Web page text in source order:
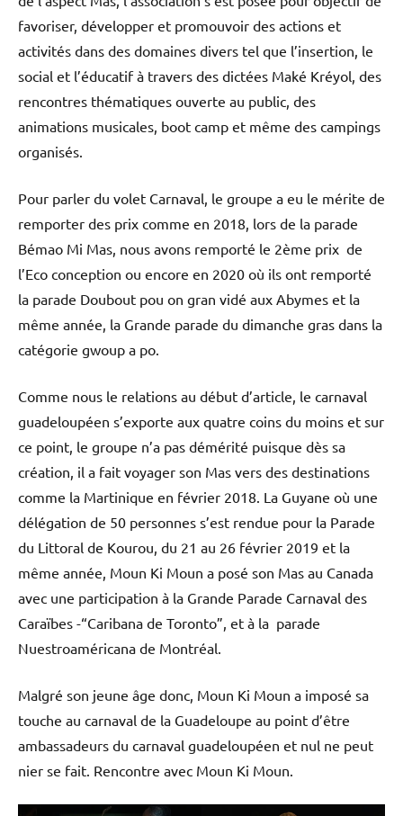
favoriser, développer et promouvoir des actions et
activités dans des domaines divers tel que l’insertion, le
social et l’éducatif à travers des dictées Maké Kréyol, des
rencontres thématiques ouverte au public, des
animations musicales, boot camp et même des campings
organisés.
Pour parler du volet Carnaval, le groupe a eu le mérite de
remporter des prix comme en 2018, lors de la parade
Bémao Mi Mas, nous avons remporté le 2ème prix de
l’Eco conception ou encore en 2020 où ils ont remporté
la parade Doubout pou on gran vidé aux Abymes et la
même année, la Grande parade du dimanche gras dans la
catégorie gwoup a po.
Comme nous le relations au début d’article, le carnaval
guadeloupéen s’exporte aux quatre coins du moins et sur
ce point, le groupe n’a pas démérité puisque dès sa
création, il a fait voyager son Mas vers des destinations
comme la Martinique en février 2018. La Guyane où une
délégation de 50 personnes s’est rendue pour la Parade
du Littoral de Kourou, du 21 au 26 février 2019 et la
même année, Moun Ki Moun a posé son Mas au Canada
avec une participation à la Grande Parade Carnaval des
Caraïbes -“Caribana de Toronto”, et à la parade
Nuestroaméricana de Montréal.
Malgré son jeune âge donc, Moun Ki Moun a imposé sa
touche au carnaval de la Guadeloupe au point d’être
ambassadeurs du carnaval guadeloupéen et nul ne peut
nier se fait. Rencontre avec Moun Ki Moun.